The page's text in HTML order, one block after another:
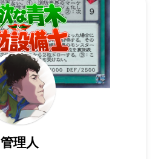
管理人